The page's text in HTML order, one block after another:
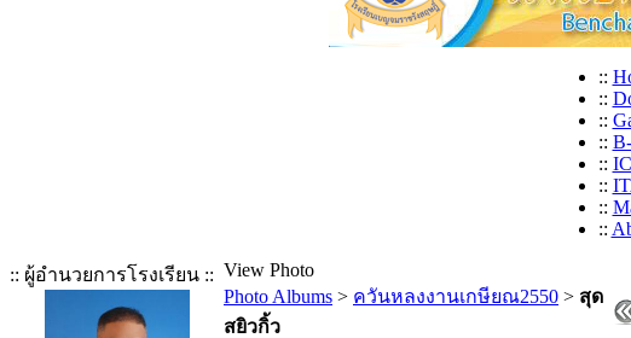
::
::
::
::
::
::
::
::
:: ผู้อำนวยการโรงเรียน :: View Photo
Photo Albums > ควันหลงงานเกษียณ2550 > สุด
สยิวกิ้ว